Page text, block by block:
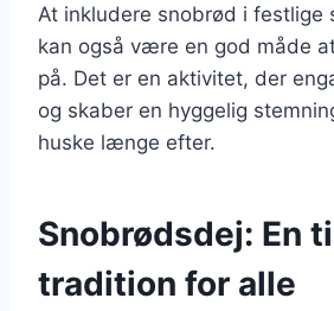
At inkludere snobrød i festlige
kan også være en god måde
på. Det er en aktivitet, der
og skaber en hyggelig
huske længe efter.
Snobrødsdej: En
tradition for alle